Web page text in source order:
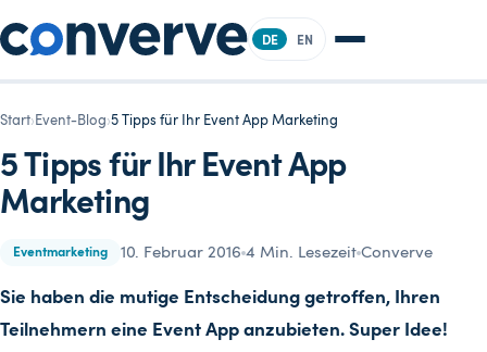
DE EN
Start› Event-Blog›5 Tipps für Ihr Event App Marketing
5 Tipps für Ihr Event App
Marketing
Eventmarketing 10. Februar 2016 4 Min. Lesezeit Converve
Sie haben die mutige Entscheidung getroffen, Ihren
Teilnehmern eine Event App anzubieten. Super Idee!